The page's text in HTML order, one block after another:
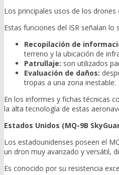
Los principales usos de los
Estas funciones del ISR señalan lo
Recopilación de
terreno y la ubicación de
Patrullaje: son utilizados
Evaluación de daños:
tropas a una zona inestable.
En los informes y fichas técnicas
la alta tecnología de estas
Estados Unidos (MQ-9B
Los estadounidenses poseen el
un dron muy avanzado y versátil,
Es conocido por su resistencia